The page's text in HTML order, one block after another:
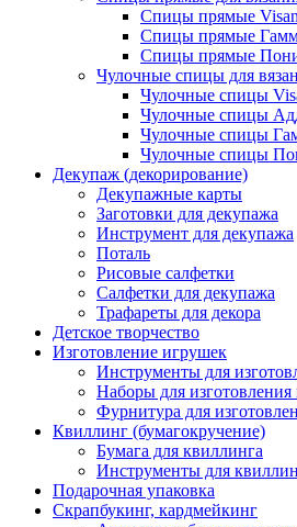
Спицы прямые
Спицы прямые
Спицы прямые
Чулочные спицы для
Чулочные спицы
Чулочные спицы
Чулочные спицы
Чулочные спицы
Декупаж (декорирование)
Декупажные карты
Заготовки для декупажа
Инструмент для декупажа
Поталь
Рисовые салфетки
Салфетки для декупажа
Трафареты для декора
Детское творчество
Изготовление игрушек
Инструменты для
Наборы для
Фурнитура для
Квиллинг (бумагокручение)
Бумага для квиллинга
Инструменты для
Подарочная упаковка
Скрапбукинг, кардмейкинг